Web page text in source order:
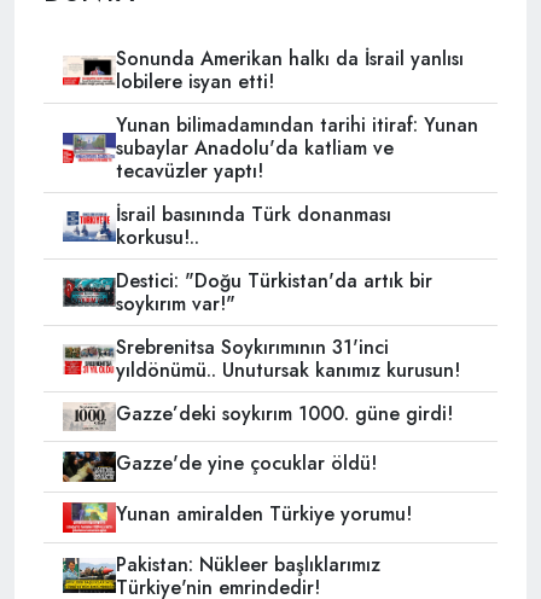
Sonunda Amerikan halkı da İsrail yanlısı
lobilere isyan etti!
Yunan bilimadamından tarihi itiraf: Yunan
subaylar Anadolu'da katliam ve
tecavüzler yaptı!
İsrail basınında Türk donanması
korkusu!..
Destici: "Doğu Türkistan'da artık bir
soykırım var!"
Srebrenitsa Soykırımının 31'inci
yıldönümü.. Unutursak kanımız kurusun!
Gazze’deki soykırım 1000. güne girdi!
Gazze'de yine çocuklar öldü!
Yunan amiralden Türkiye yorumu!
Pakistan: Nükleer başlıklarımız
Türkiye'nin emrindedir!